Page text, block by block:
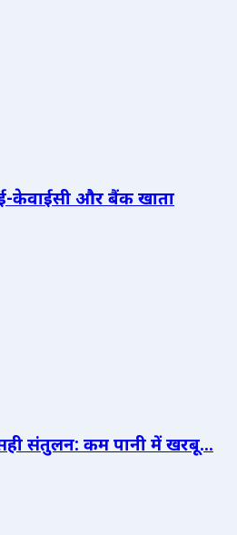
केवाईसी और बैंक खाता
संतुलन: कम पानी में खरबू...